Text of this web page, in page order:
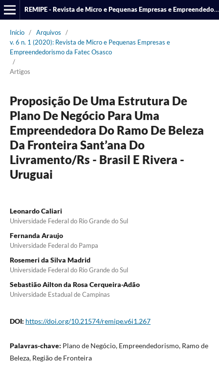
REMIPE - Revista de Micro e Pequenas Empresas e Empreendedorismo da Fatec Osasco
Início / Arquivos
/
v. 6 n. 1 (2020): Revista de Micro e Pequenas Empresas e
Empreendedorismo da Fatec Osasco
/
Artigos
Proposição De Uma Estrutura De
Plano De Negócio Para Uma
Empreendedora Do Ramo De Beleza
Da Fronteira Sant’ana Do
Livramento/Rs - Brasil E Rivera -
Uruguai
Leonardo Caliari
Universidade Federal do Rio Grande do Sul
Fernanda Araujo
Universidade Federal do Pampa
Rosemeri da Silva Madrid
Universidade Federal do Rio Grande do Sul
Sebastião Ailton da Rosa Cerqueira-Adão
Universidade Estadual de Campinas
DOI: https://doi.org/10.21574/remipe.v6i1.267
Palavras-chave: Plano de Negócio, Empreendedorismo, Ramo de
Beleza, Região de Fronteira